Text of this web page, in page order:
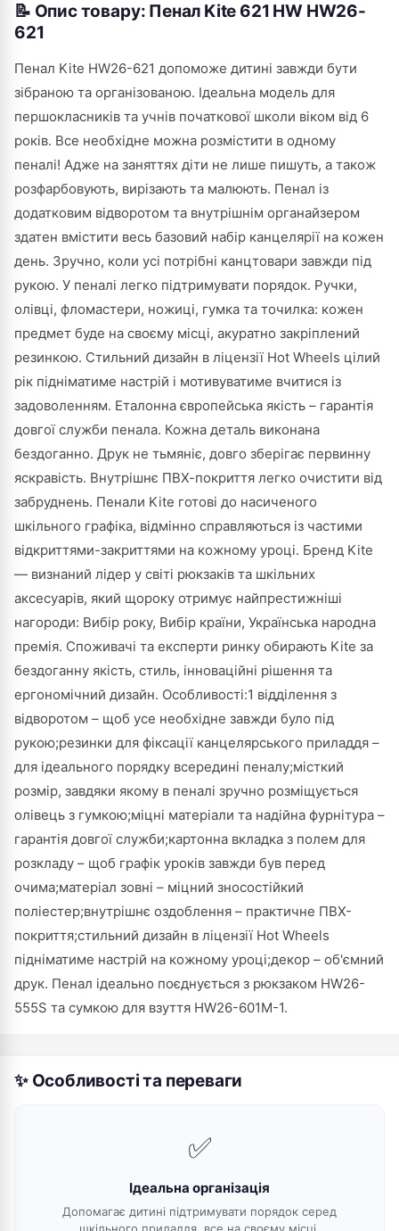
📝 Опис товару: Пенал Kite 621 HW HW26-
621
Пенал Kite HW26-621 допоможе дитині завжди бути
зібраною та організованою. Ідеальна модель для
першокласників та учнів початкової школи віком від 6
років. Все необхідне можна розмістити в одному
пеналі! Адже на заняттях діти не лише пишуть, а також
розфарбовують, вирізають та малюють. Пенал із
додатковим відворотом та внутрішнім органайзером
здатен вмістити весь базовий набір канцелярії на кожен
день. Зручно, коли усі потрібні канцтовари завжди під
рукою. У пеналі легко підтримувати порядок. Ручки,
олівці, фломастери, ножиці, гумка та точилка: кожен
предмет буде на своєму місці, акуратно закріплений
резинкою. Стильний дизайн в ліцензії Hot Wheels цілий
рік підніматиме настрій і мотивуватиме вчитися із
задоволенням. Еталонна європейська якість – гарантія
довгої служби пенала. Кожна деталь виконана
бездоганно. Друк не тьмяніє, довго зберігає первинну
яскравість. Внутрішнє ПВХ-покриття легко очистити від
забруднень. Пенали Kite готові до насиченого
шкільного графіка, відмінно справляються із частими
відкриттями-закриттями на кожному уроці. Бренд Kite
— визнаний лідер у світі рюкзаків та шкільних
аксесуарів, який щороку отримує найпрестижніші
нагороди: Вибір року, Вибір країни, Українська народна
премія. Споживачі та експерти ринку обирають Kite за
бездоганну якість, стиль, інноваційні рішення та
ергономічний дизайн. Особливості:1 відділення з
відворотом – щоб усе необхідне завжди було під
рукою;резинки для фіксації канцелярського приладдя –
для ідеального порядку всередині пеналу;місткий
розмір, завдяки якому в пеналі зручно розміщується
олівець з гумкою;міцні матеріали та надійна фурнітура –
гарантія довгої служби;картонна вкладка з полем для
розкладу – щоб графік уроків завжди був перед
очима;матеріал зовні – міцний зносостійкий
поліестер;внутрішнє оздоблення – практичне ПВХ-
покриття;стильний дизайн в ліцензії Hot Wheels
підніматиме настрій на кожному уроці;декор – об'ємний
друк. Пенал ідеально поєднується з рюкзаком HW26-
555S та сумкою для взуття HW26-601M-1.
✨ Особливості та переваги
✅
Ідеальна організація
Допомагає дитині підтримувати порядок серед